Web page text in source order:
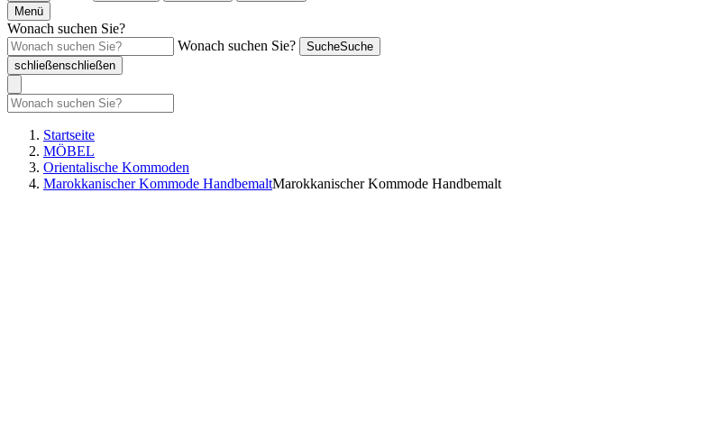
Menü
Wonach suchen Sie?
Wonach suchen Sie?
SucheSuche
schließenschließen
Startseite
MÖBEL
Orientalische Kommoden
Marokkanischer Kommode HandbemaltMarokkanischer Kommode Handbemalt